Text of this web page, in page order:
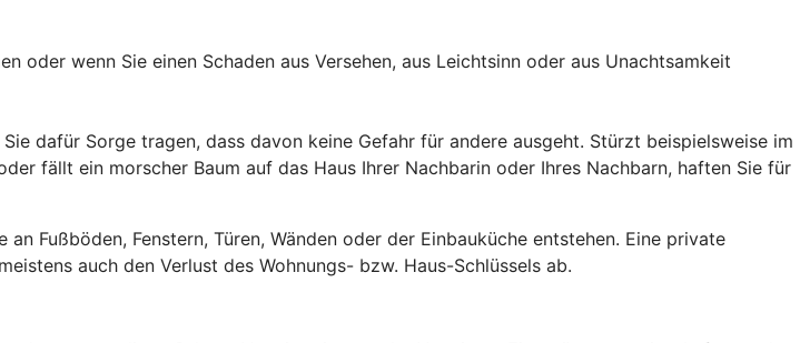
oder wenn Sie einen Schaden aus Versehen, aus Leichtsinn oder aus Unachtsamkeit
dafür Sorge tragen, dass davon keine Gefahr für andere ausgeht. Stürzt beispielsweise im
fällt ein morscher Baum auf das Haus Ihrer Nachbarin oder Ihres Nachbarn, haften Sie für
Fußböden, Fenstern, Türen, Wänden oder der Einbauküche entstehen. Eine private
auch den Verlust des Wohnungs- bzw. Haus-Schlüssels ab.